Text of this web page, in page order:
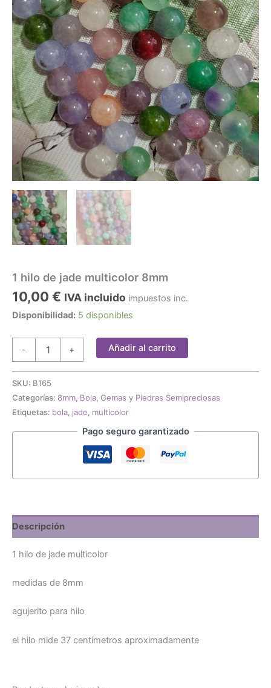
1 hilo de jade multicolor 8mm
10,00 € IVA incluido impuestos inc.
Disponibilidad: 5 disponibles
-
jade
8mm
cantidad
+ Añadir al carrito
SKU: B165
Categorías: 8mm, Bola, Gemas y Piedras Semipreciosas
Etiquetas: bola, jade, multicolor
Pago seguro garantizado
Descripción
1 hilo de jade multicolor
medidas de 8mm
agujerito para hilo
el hilo mide 37 centímetros aproximadamente